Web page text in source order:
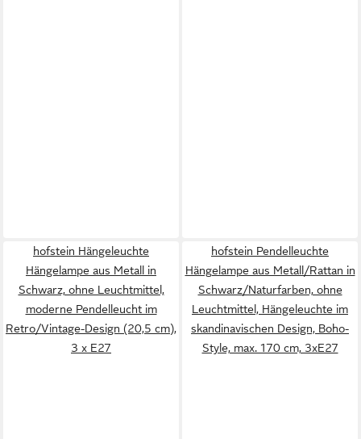
hofstein Hängeleuchte
Hängelampe aus Metall in
Schwarz, ohne Leuchtmittel,
moderne Pendelleucht im
Retro/Vintage-Design (20,5 cm),
3 x E27
hofstein Pendelleuchte
Hängelampe aus Metall/Rattan in
Schwarz/Naturfarben, ohne
Leuchtmittel, Hängeleuchte im
skandinavischen Design, Boho-
Style, max. 170 cm, 3xE27